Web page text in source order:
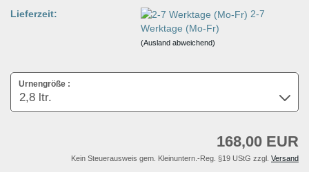
Lieferzeit:
2-7
Werktage (Mo-Fr)
(Ausland abweichend)
Urnengröße :
168,00 EUR
Kein Steuerausweis gem. Kleinuntern.-Reg. §19 UStG zzgl. Versand